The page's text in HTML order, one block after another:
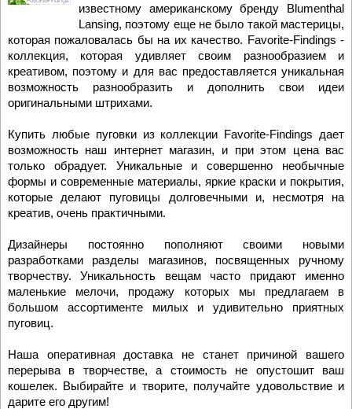
известному американскому бренду Blumenthal
Lansing, поэтому еще не было такой мастерицы,
которая пожаловалась бы на их качество. Favorite-Findings -
коллекция, которая удивляет своим разнообразием и
креативом, поэтому и для вас предоставляется уникальная
возможность разнообразить и дополнить свои идеи
оригинальными штрихами.
Купитьлюбые пуговки из коллекции Favorite-Findings дает
возможность наш интернет магазин, и при этом цена вас
только обрадует. Уникальные и совершенно необычные
формы и современные материалы, яркие краски и покрытия,
которые делают пуговицы долговечными и, несмотря на
креатив, очень практичными.
Дизайнеры постоянно пополняют своими новыми
разработками разделы магазинов, посвященных ручному
творчеству. Уникальность вещам часто придают именно
маленькие мелочи, продажу которых мы предлагаем в
большом ассортименте милых и удивительно приятных
пуговиц.
Наша оперативная доставка не станет причиной вашего
перерыва в творчестве, а стоимость не опустошит ваш
кошелек. Выбирайте и творите, получайте удовольствие и
дарите его другим!